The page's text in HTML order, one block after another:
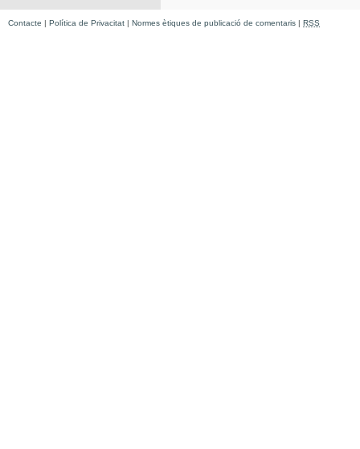
Contacte | Política de Privacitat | Normes ètiques de publicació de comentaris | RSS